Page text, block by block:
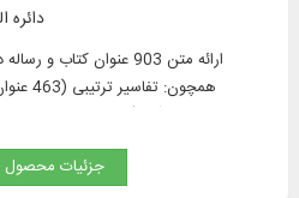
دائره
جزئیات محصول